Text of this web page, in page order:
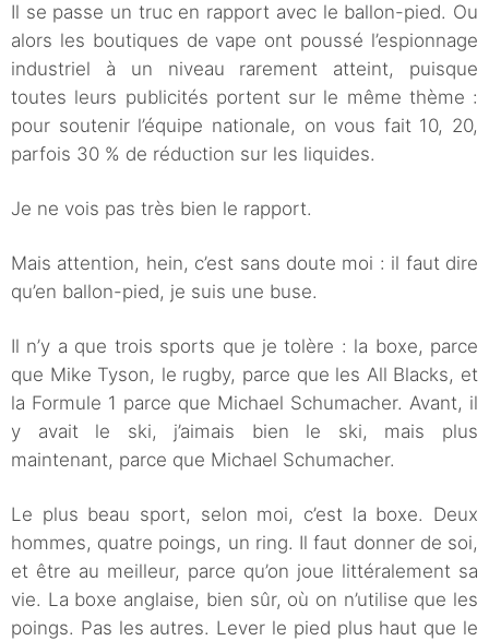
Il se passe un truc en rapport avec le ballon-pied. Ou
alors les boutiques de vape ont poussé l’espionnage
industriel à un niveau rarement atteint, puisque
toutes leurs publicités portent sur le même thème :
pour soutenir l’équipe nationale, on vous fait 10, 20,
parfois 30 % de réduction sur les liquides.
Je ne vois pas très bien le rapport.
Mais attention, hein, c’est sans doute moi : il faut dire
qu’en ballon-pied, je suis une buse.
Il n’y a que trois sports que je tolère : la boxe, parce
que Mike Tyson, le rugby, parce que les All Blacks, et
la Formule 1 parce que Michael Schumacher. Avant, il
y avait le ski, j’aimais bien le ski, mais plus
maintenant, parce que Michael Schumacher.
Le plus beau sport, selon moi, c’est la boxe. Deux
hommes, quatre poings, un ring. Il faut donner de soi,
et être au meilleur, parce qu’on joue littéralement sa
vie. La boxe anglaise, bien sûr, où on n’utilise que les
poings. Pas les autres. Lever le pied plus haut que le